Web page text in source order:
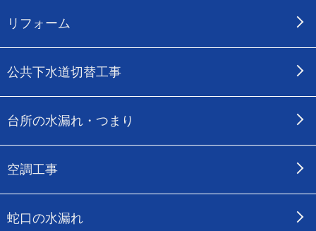
リフォーム
公共下水道切替工事
台所の水漏れ・つまり
空調工事
蛇口の水漏れ